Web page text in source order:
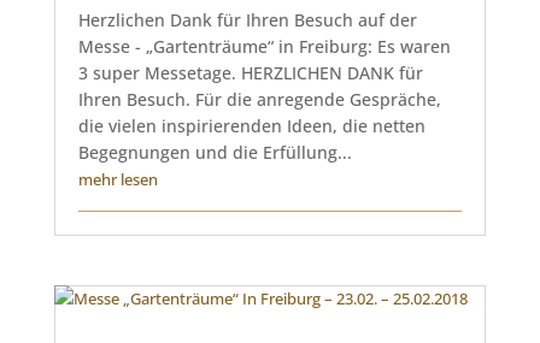
Herzlichen Dank für Ihren Besuch auf der
Messe - „Gartenträume“ in Freiburg: Es waren
3 super Messetage. HERZLICHEN DANK für
Ihren Besuch. Für die anregende Gespräche,
die vielen inspirierenden Ideen, die netten
Begegnungen und die Erfüllung...
mehr lesen